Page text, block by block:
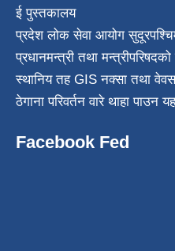
ई पुस्तकालय
प्रदेश लोक सेवा आयोग
प्रधानमन्त्री तथा मन्त्रीपरिषदको
स्थानिय तह GIS नक्सा तथा
ठेगाना परिवर्तन वारे थाहा पाउन
Facebook Fed